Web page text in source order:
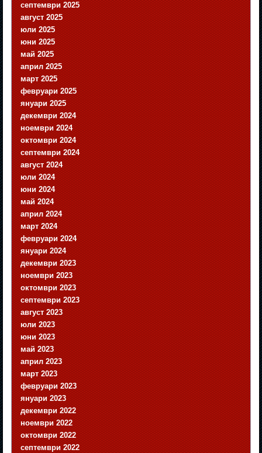
септември 2025
август 2025
юли 2025
юни 2025
май 2025
април 2025
март 2025
февруари 2025
януари 2025
декември 2024
ноември 2024
октомври 2024
септември 2024
август 2024
юли 2024
юни 2024
май 2024
април 2024
март 2024
февруари 2024
януари 2024
декември 2023
ноември 2023
октомври 2023
септември 2023
август 2023
юли 2023
юни 2023
май 2023
април 2023
март 2023
февруари 2023
януари 2023
декември 2022
ноември 2022
октомври 2022
септември 2022